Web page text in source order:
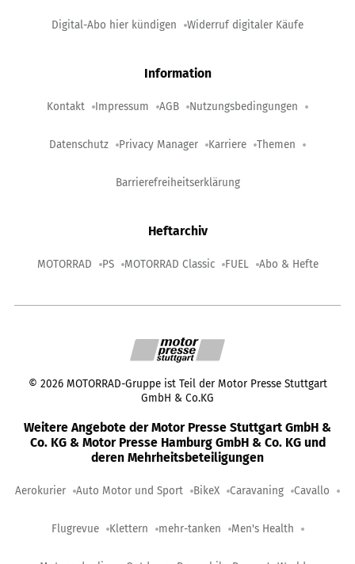
Digital-Abo hier kündigen Widerruf digitaler Käufe
Information
Kontakt Impressum AGB Nutzungsbedingungen
Datenschutz Privacy Manager Karriere Themen
Barrierefreiheitserklärung
Heftarchiv
MOTORRAD PS MOTORRAD Classic FUEL Abo & Hefte
© 2026 MOTORRAD-Gruppe ist Teil der Motor Presse Stuttgart
GmbH & Co.KG
Weitere Angebote der Motor Presse Stuttgart GmbH &
Co. KG & Motor Presse Hamburg GmbH & Co. KG und
deren Mehrheitsbeteiligungen
Aerokurier Auto Motor und Sport BikeX Caravaning Cavallo
Flugrevue Klettern mehr-tanken Men's Health